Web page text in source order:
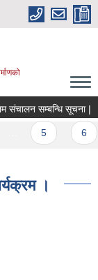
संचालन सम्बन्धि सूचना |
।